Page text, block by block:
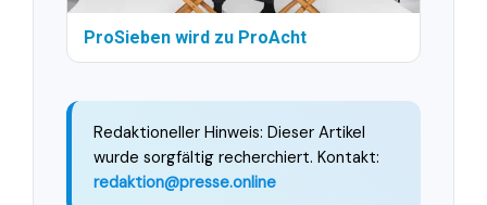
ProSieben wird zu ProAcht
Redaktioneller Hinweis: Dieser Artikel
wurde sorgfältig recherchiert. Kontakt:
redaktion@presse.online